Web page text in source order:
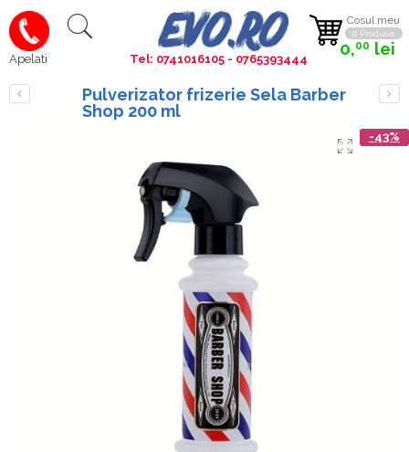
Apelati
Cosul meu
0 Produse
0,00 lei
Tel: 0741016105 - 0765393444
Pulverizator frizerie Sela Barber
Shop 200 ml
-43%